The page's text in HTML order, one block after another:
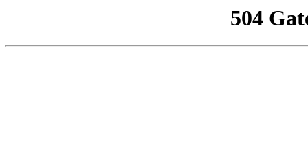
504